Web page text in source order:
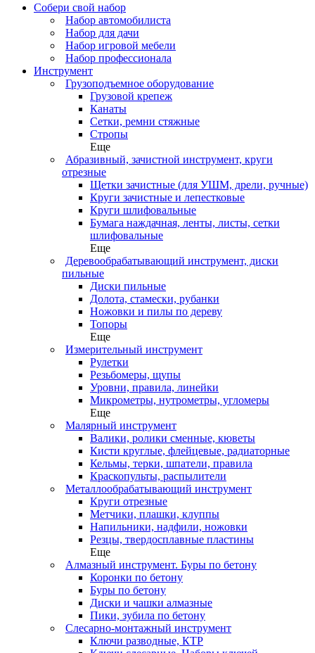
Собери свой набор
Набор автомобилиста
Набор для дачи
Набор игровой мебели
Набор профессионала
Инструмент
Грузоподъемное оборудование
Грузовой крепеж
Канаты
Сетки, ремни стяжные
Стропы
Еще
Абразивный, зачистной инструмент, круги
отрезные
Щетки зачистные (для УШМ, дрели, ручные)
Круги зачистные и лепестковые
Круги шлифовальные
Бумага наждачная, ленты, листы, сетки
шлифовальные
Еще
Деревообрабатывающий инструмент, диски
пильные
Диски пильные
Долота, стамески, рубанки
Ножовки и пилы по дереву
Топоры
Еще
Измерительный инструмент
Рулетки
Резьбомеры, щупы
Уровни, правила, линейки
Микрометры, нутрометры, угломеры
Еще
Малярный инструмент
Валики, ролики сменные, кюветы
Кисти круглые, флейцевые, радиаторные
Кельмы, терки, шпатели, правила
Краскопульты, распылители
Металлообрабатывающий инструмент
Круги отрезные
Метчики, плашки, клуппы
Напильники, надфили, ножовки
Резцы, твердосплавные пластины
Еще
Алмазный инструмент. Буры по бетону
Коронки по бетону
Буры по бетону
Диски и чашки алмазные
Пики, зубила по бетону
Слесарно-монтажный инструмент
Ключи разводные, КТР